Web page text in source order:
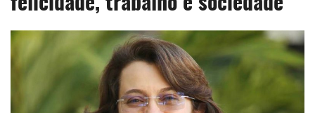
felicidade, trabalho e sociedade